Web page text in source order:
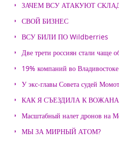
ЗАЧЕМ ВСУ АТАКУЮТ
СВОЙ БИЗНЕС
ВСУ БИЛИ ПО Wildberries
Две трети россиян стали чаще
19% компаний во
У экс-главы Совета судей
КАК Я СЪЕЗДИЛА К
Масштабный налет дронов на
МЫ ЗА МИРНЫЙ АТОМ?